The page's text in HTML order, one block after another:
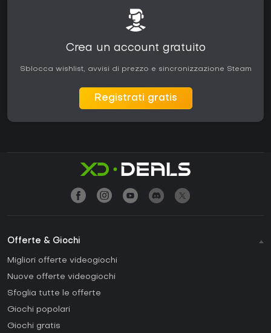
Crea un account gratuito
Sblocca wishlist, avvisi di prezzo e sincronizzazione Steam
Registrati gratis
Offerte & Giochi
Migliori offerte videogiochi
Nuove offerte videogiochi
Sfoglia tutte le offerte
Giochi popolari
Giochi gratis